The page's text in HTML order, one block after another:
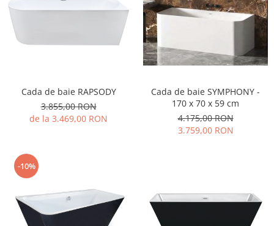
Cada de baie RAPSODY
3.855,00 RON
de la 3.469,00 RON
Cada de baie SYMPHONY -
170 x 70 x 59 cm
4.175,00 RON
3.759,00 RON
-10%